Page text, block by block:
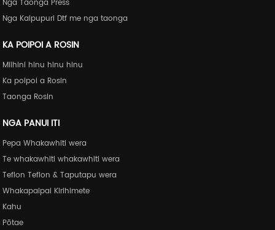
Nga Taonga Press
Nga Kaipupuri Dtf me nga taonga
KA POIPOI A ROSIN
Miihini hinu hinu hinu
Ka poipoi a Rosin
Taonga Rosin
NGA PANUI ITI
Pepa Whakawhiti wera
Te whakawhiti whakawhiti wera
Teflon Teflon & Taputapu wera
Whakapaipai Kirihimete
Kahu
Pōtae